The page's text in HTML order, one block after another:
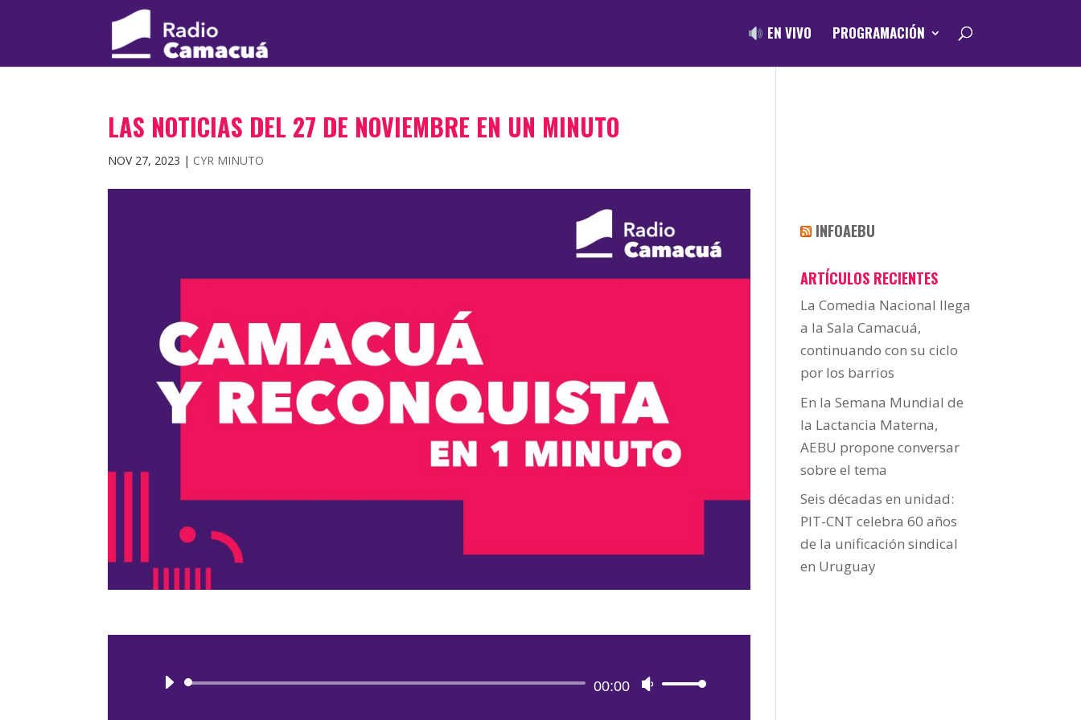
EN VIVO PROGRAMACIÓN
LAS NOTICIAS DEL 27 DE NOVIEMBRE EN UN MINUTO
NOV 27, 2023 | CYR MINUTO
Reproductor
00:00
Utiliza
INFOAEBU
ARTÍCULOS RECIENTES
La Comedia Nacional llega
a la Sala Camacuá,
continuando con su ciclo
por los barrios
En la Semana Mundial de
la Lactancia Materna,
AEBU propone conversar
sobre el tema
Seis décadas en unidad:
PIT-CNT celebra 60 años
de la unificación sindical
en Uruguay